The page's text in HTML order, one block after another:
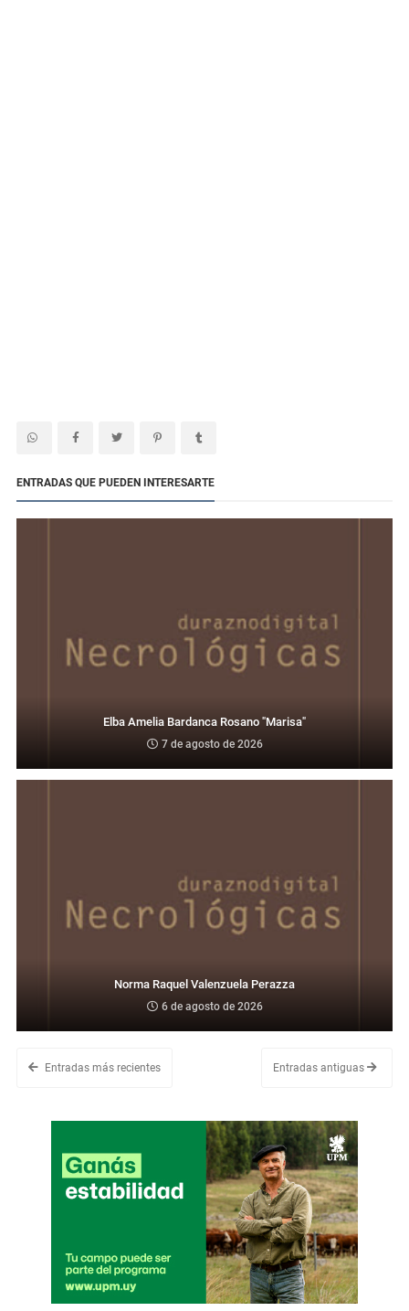
ENTRADAS QUE PUEDEN INTERESARTE
Elba Amelia Bardanca Rosano "Marisa"
7 de agosto de 2026
Norma Raquel Valenzuela Perazza
6 de agosto de 2026
Entradas más recientes Entradas antiguas